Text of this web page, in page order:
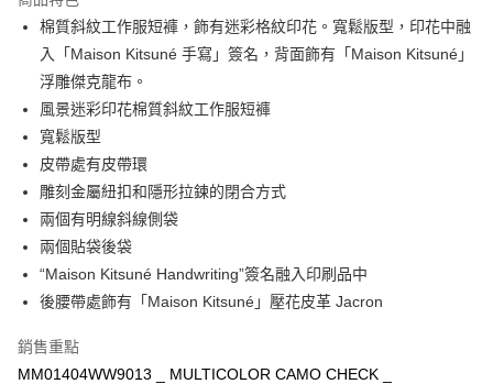
每筆NT$100，滿NT$3,000(含以上)免運費
付款後萊爾富取貨
每筆NT$100
付款後7-11取貨
每筆NT$100，滿NT$3,000(含以上)免運費
宅配
每筆NT$100，滿NT$3,000(含以上)免運費
棉質斜紋工作服短褲，飾有迷彩格紋印花。寬鬆版型，印花中融
入「Maison Kitsuné 手寫」簽名，背面飾有「Maison Kitsuné」
浮雕傑克龍布。
風景迷彩印花棉質斜紋工作服短褲
寬鬆版型
皮帶處有皮帶環
雕刻金屬紐扣和隱形拉鍊的閉合方式
兩個有明線斜線側袋
兩個貼袋後袋
“Maison Kitsuné Handwriting”簽名融入印刷品中
後腰帶處飾有「Maison Kitsuné」壓花皮革 Jacron
銷售重點
MM01404WW9013 _ MULTICOLOR CAMO CHECK _